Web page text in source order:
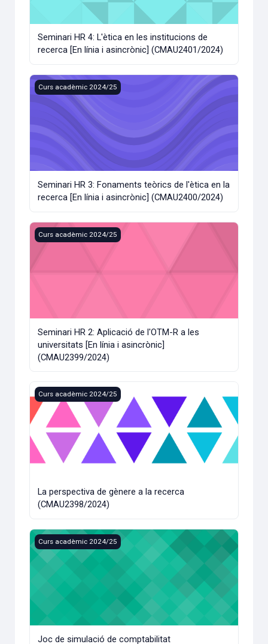
Seminari HR 4: L'ètica en les institucions de
recerca [En línia i asincrònic] (CMAU2401/2024)
Seminari HR 3: Fonaments teòrics de l'ètica en la recerca
Curs acadèmic 2024/25
Seminari HR 3: Fonaments teòrics de l'ètica en la
recerca [En línia i asincrònic] (CMAU2400/2024)
Seminari HR 2: Aplicació de l'OTM-R a les universitats [En
Curs acadèmic 2024/25
Seminari HR 2: Aplicació de l'OTM-R a les
universitats [En línia i asincrònic]
(CMAU2399/2024)
La perspectiva de gènere a la recerca (CMAU2398/2024)
Curs acadèmic 2024/25
La perspectiva de gènere a la recerca
(CMAU2398/2024)
Joc de simulació de comptabilitat (CSLM24/2024)
Curs acadèmic 2024/25
Joc de simulació de comptabilitat